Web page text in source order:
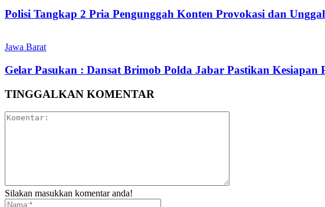
Polisi Tangkap 2 Pria Pengunggah Konten Provokasi dan
Jawa Barat
Gelar Pasukan : Dansat Brimob Polda Jabar Pastikan Kesiapan
TINGGALKAN KOMENTAR
Silakan masukkan komentar anda!